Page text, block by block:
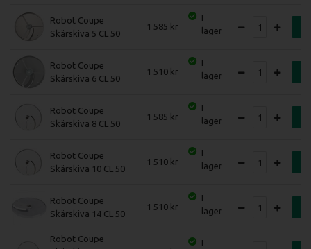
Robot Coupe
Skärskiva 5 CL 50
1 585
I
lager
Robot Coupe
Skärskiva 6 CL 50
1 510
I
lager
Robot Coupe
Skärskiva 8 CL 50
1 585
I
lager
Robot Coupe
Skärskiva 10 CL 50
1 510
I
lager
Robot Coupe
Skärskiva 14 CL 50
1 510
I
lager
Robot Coupe
I